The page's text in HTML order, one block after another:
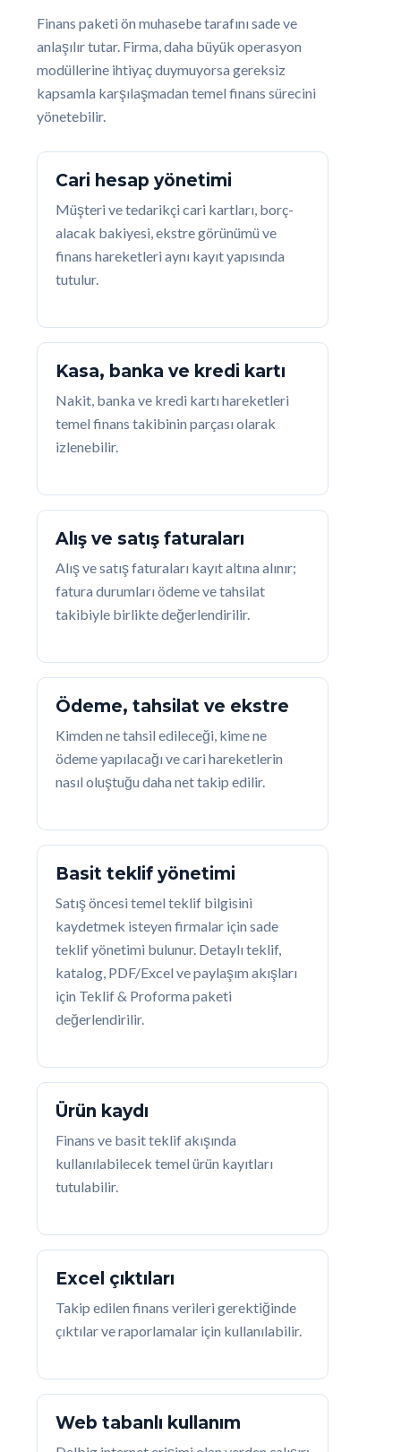
Finans paketi ön muhasebe tarafını sade ve
anlaşılır tutar. Firma, daha büyük operasyon
modüllerine ihtiyaç duymuyorsa gereksiz
kapsamla karşılaşmadan temel finans sürecini
yönetebilir.
Cari hesap yönetimi
Müşteri ve tedarikçi cari kartları, borç-
alacak bakiyesi, ekstre görünümü ve
finans hareketleri aynı kayıt yapısında
tutulur.
Kasa, banka ve kredi kartı
Nakit, banka ve kredi kartı hareketleri
temel finans takibinin parçası olarak
izlenebilir.
Alış ve satış faturaları
Alış ve satış faturaları kayıt altına alınır;
fatura durumları ödeme ve tahsilat
takibiyle birlikte değerlendirilir.
Ödeme, tahsilat ve ekstre
Kimden ne tahsil edileceği, kime ne
ödeme yapılacağı ve cari hareketlerin
nasıl oluştuğu daha net takip edilir.
Basit teklif yönetimi
Satış öncesi temel teklif bilgisini
kaydetmek isteyen firmalar için sade
teklif yönetimi bulunur. Detaylı teklif,
katalog, PDF/Excel ve paylaşım akışları
için Teklif & Proforma paketi
değerlendirilir.
Ürün kaydı
Finans ve basit teklif akışında
kullanılabilecek temel ürün kayıtları
tutulabilir.
Excel çıktıları
Takip edilen finans verileri gerektiğinde
çıktılar ve raporlamalar için kullanılabilir.
Web tabanlı kullanım